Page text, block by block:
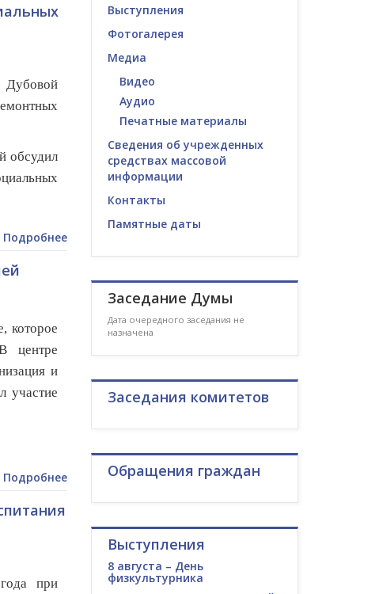
Дубовой
обсудил
Подробнее
которое
центре
и
участие
Подробнее
при
Выступления
Фотогалерея
Медиа
Видео
Аудио
Печатные материалы
Сведения об учрежденных
средствах массовой
информации
Контакты
Памятные даты
Заседание Думы
Дата очередного заседания не
назначена
Заседания комитетов
Обращения граждан
Выступления
8 августа – День
физкультурника